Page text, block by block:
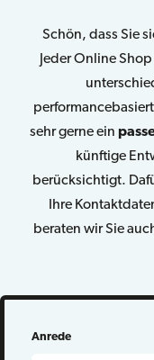
Schön, dass Sie
Jeder Online
sehr gerne ein
künftige
berücksichtigt.
Ihre
beraten wir Sie
Anrede